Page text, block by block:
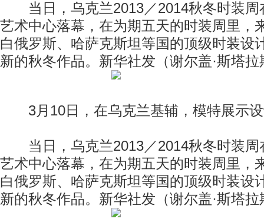
当日，乌克兰2013／2014秋冬时装周
艺术中心落幕，在为期五天的时装周里，
白俄罗斯、哈萨克斯坦等国的顶级时装设
新的秋冬作品。新华社发（谢尔盖·斯塔
3月10日，在乌克兰基辅，模特展示设
当日，乌克兰2013／2014秋冬时装周
艺术中心落幕，在为期五天的时装周里，
白俄罗斯、哈萨克斯坦等国的顶级时装设
新的秋冬作品。新华社发（谢尔盖·斯塔